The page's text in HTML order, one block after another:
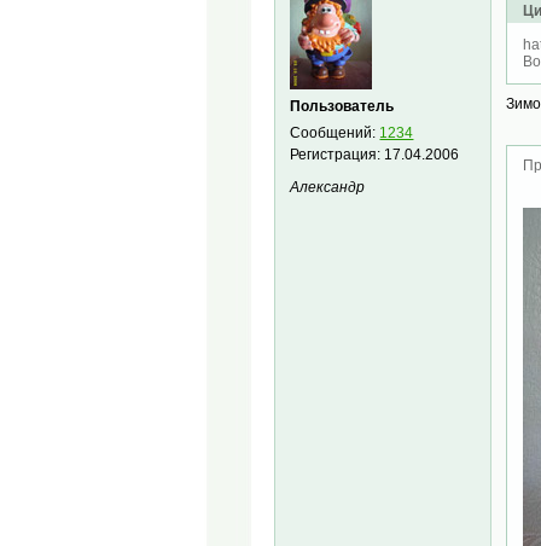
Пользователь
Сообщений: 1234
Регистрация: 17.04.2006
Александр